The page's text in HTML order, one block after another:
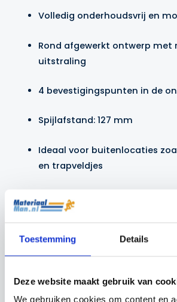
Toestemming Details
Deze website maakt gebruik van
We gebruiken cookies om content en
Volledig onderhoudsvrij en
Rond afgewerkt ontwerp met
uitstraling
4 bevestigingspunten in de
Spijlafstand: 127 mm
Ideaal voor buitenlocaties
en trapveldjes
Geschikt voor permanente
combinatie met verankering
Beschikbare uitvoeringen: